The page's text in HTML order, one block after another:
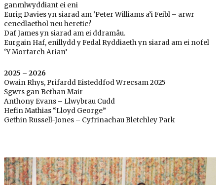
ganmlwyddiant ei eni
Eurig Davies yn siarad am ‘Peter Williams a’i Feibl – arwr
cenedlaethol neu heretic?
Daf James yn siarad am ei ddramâu.
Eurgain Haf, enillydd y Fedal Ryddiaeth yn siarad am ei nofel
‘Y Morfarch Arian’
2025 – 2026
Owain Rhys, Prifardd Eisteddfod Wrecsam 2025
Sgwrs gan Bethan Mair
Anthony Evans – Llwybrau Cudd
Hefin Mathias “Lloyd George”
Gethin Russell-Jones – Cyfrinachau Bletchley Park